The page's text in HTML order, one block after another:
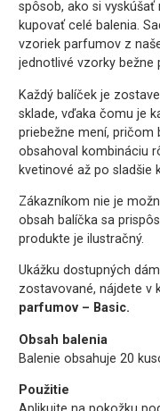
spôsob, ako si
kupovať celé balenia.
vzoriek parfumov z
jednotlivé vzorky bežne
Každý balíček je
sklade, vďaka čomu je
priebežne mení, pričom
obsahoval kombináciu
kvetinové až po sladšie
Zákazníkom nie je
obsah balíčka sa
produkte je ilustračný.
Ukážku dostupných
zostavované, nájdete v
parfumov – Basic.
Obsah balenia
Balenie obsahuje 20
Použitie